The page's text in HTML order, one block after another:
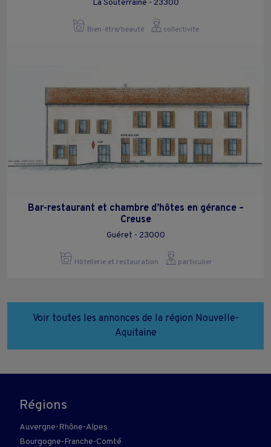
La Souterraine - 23300
Bien-être/beauté collectivite
Bar-restaurant et chambre d’hôtes en gérance –
Creuse
Guéret - 23000
Hôtellerie et restauration particulier
Voir toutes les annonces de la région Nouvelle-
Aquitaine
Régions
Auvergne-Rhône-Alpes
Bourgogne-Franche-Comté